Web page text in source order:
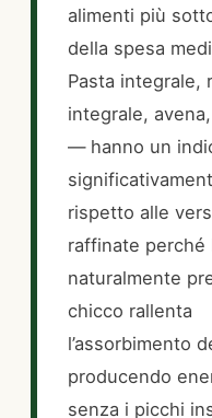
alimenti più
della spesa
Pasta integrale,
integrale,
— hanno un
rispetto alle
raffinate perché
naturalmente
chicco rallenta
l’assorbimento
producendo
senza i picchi